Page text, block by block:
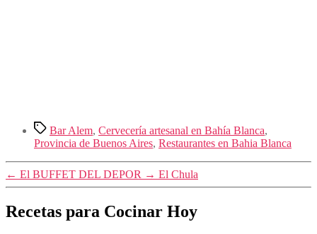
Etiquetas
Bar Alem, Cervecería artesanal en Bahía Blanca,
Provincia de Buenos Aires, Restaurantes en Bahia Blanca
← El BUFFET DEL DEPOR → El Chula
Recetas para Cocinar Hoy